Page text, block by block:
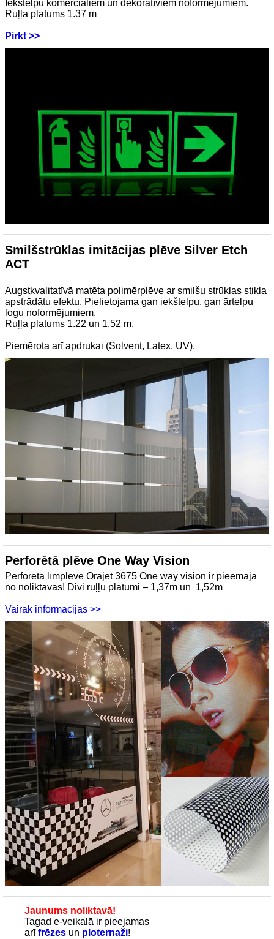
Iekštelpu komerciāliem un dekoratīviem noformējumiem.
Ruļļa platums 1.37 m
Pirkt >>
Smilšstrūklas imitācijas plēve Silver Etch
ACT
Augstkvalitatīvā matēta polimērplēve ar smilšu strūklas stikla
apstrādātu efektu. Pielietojama gan iekštelpu, gan ārtelpu
logu noformējumiem.
Ruļļa platums 1.22 un 1.52 m.
Piemērota arī apdrukai (Solvent, Latex, UV).
Perforētā plēve One Way Vision
Perforēta līmplēve Orajet 3675 One way vision ir pieemaja
no noliktavas! Divi ruļļu platumi – 1,37m un 1,52m
Vairāk informācijas >>
Jaunums noliktavā!
Tagad e-veikalā ir pieejamas
arīfrēzes un ploternaži!